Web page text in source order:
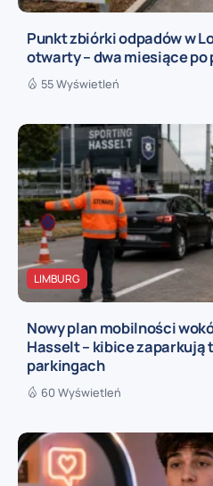
Punkt zbiórki odpadów w
otwarty – dwa miesiące po
55 Wyświetleń
LIMBURG
Nowy plan mobilności
Hasselt – kibice zaparkują
parkingach
60 Wyświetleń